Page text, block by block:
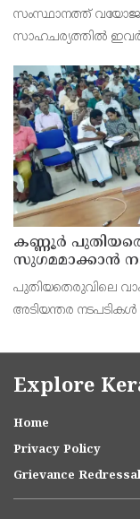
സംസ്ഥാനത്ത്
സാഹചര്യത്തിൽ
കെ. സോമപ്രസാദ്.
കണ്ണൂർ
സുഗമമാക്കാന്‍
പുതിയതെരുവിലെ
അടിയന്തര നടപടികള്‍
Explore
Home
Privacy Policy
Grievance Redressal